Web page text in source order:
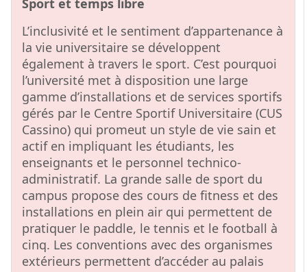
Sport et temps libre
L’inclusivité et le sentiment d’appartenance à
la vie universitaire se développent
également à travers le sport. C’est pourquoi
l’université met à disposition une large
gamme d’installations et de services sportifs
gérés par le Centre Sportif Universitaire (CUS
Cassino) qui promeut un style de vie sain et
actif en impliquant les étudiants, les
enseignants et le personnel technico-
administratif. La grande salle de sport du
campus propose des cours de fitness et des
installations en plein air qui permettent de
pratiquer le paddle, le tennis et le football à
cinq. Les conventions avec des organismes
extérieurs permettent d’accéder au palais